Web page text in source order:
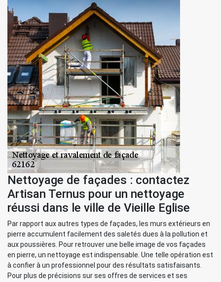
Nettoyage de façades : contactez
Artisan Ternus pour un nettoyage
réussi dans le ville de Vieille Eglise
Par rapport aux autres types de façades, les murs extérieurs en
pierre accumulent facilement des saletés dues à la pollution et
aux poussières. Pour retrouver une belle image de vos façades
en pierre, un nettoyage est indispensable. Une telle opération est
à confier à un professionnel pour des résultats satisfaisants.
Pour plus de précisions sur ses offres de services et ses